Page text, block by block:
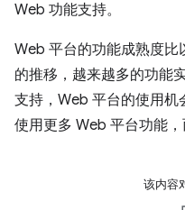
Web 功能支持。
Web 平台的功能成熟度比
的推移，越来越多的功能
支持，Web 平台的使用
使用更多 Web 平台功能，
该内容